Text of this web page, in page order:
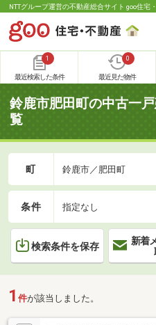
NTTグループ運営の不動産総合サイト goo住宅
1
最近検索した条件
0
最近見た物件
鈴鹿市肥田町の中古一
覧
町 鈴鹿市／肥田町
条件 指定なし
検索条件を保存
新着
1 件が該当しました。